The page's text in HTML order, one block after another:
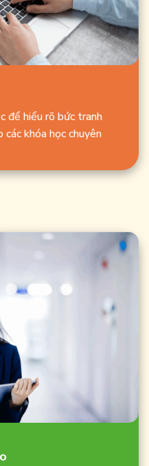
để hiểu rõ bức tranh
khóa học chuyên